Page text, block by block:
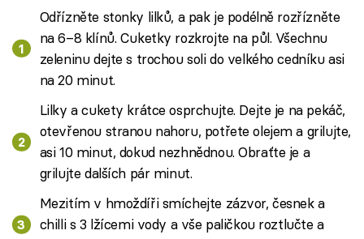
Odřízněte stonky lilků, a pak je podélně rozřízněte
na 6–8 klínů. Cuketky rozkrojte na půl. Všechnu
zeleninu dejte s trochou soli do velkého cedníku asi
na 20 minut.
Lilky a cukety krátce osprchujte. Dejte je na pekáč,
otevřenou stranou nahoru, potřete olejem a grilujte,
asi 10 minut, dokud nezhnědnou. Obraťte je a
grilujte dalších pár minut.
Mezitím v hmoždíři smíchejte zázvor, česnek a
chilli s 3 lžícemi vody a vše paličkou roztlučte a